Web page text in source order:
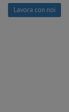
Lavora con noi